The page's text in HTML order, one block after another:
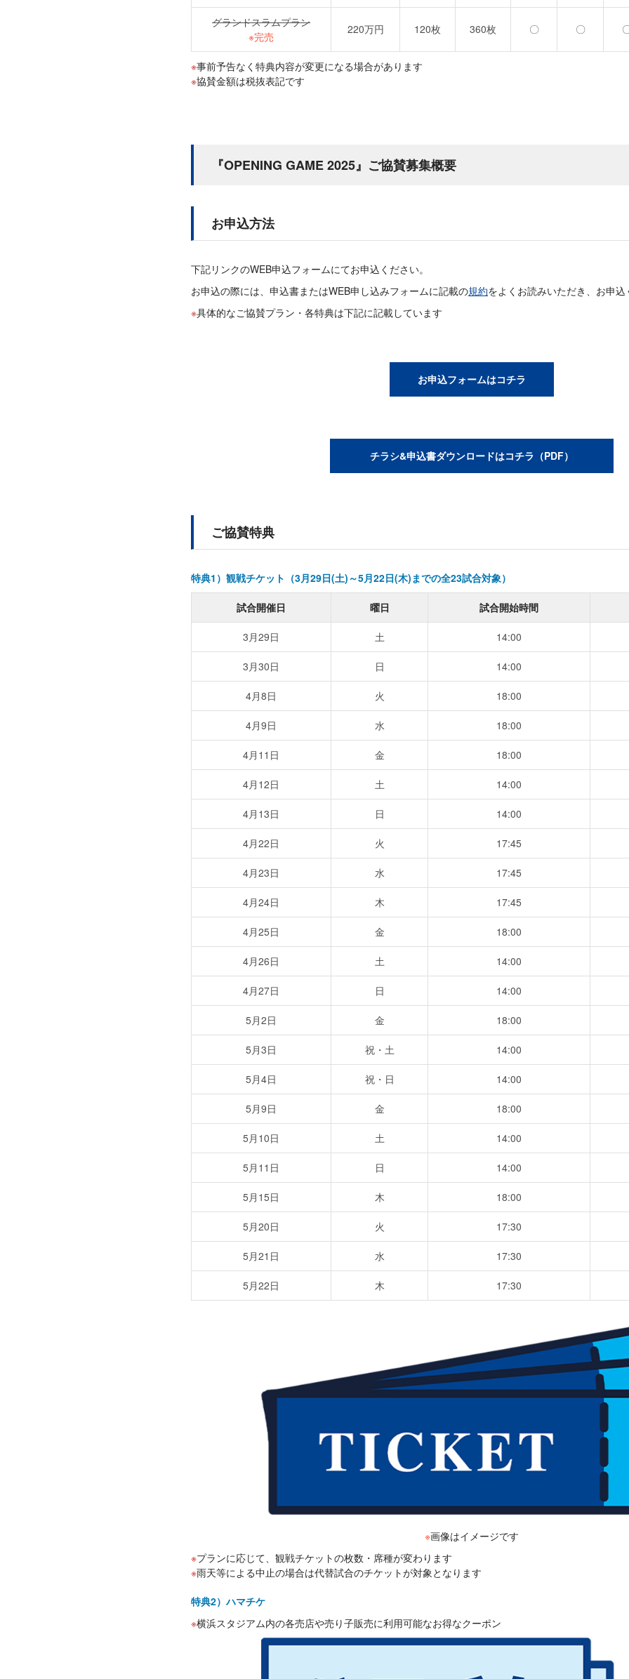
グランドスラムプラン
※完売
220万円 120枚 360枚 〇 〇
事前予告なく特典内容が変更になる場合があります
協賛金額は税抜表記です
『OPENING GAME 2025』ご協賛募集概要
お申込方法
下記リンクのWEB申込フォームにてお申込ください。
お申込の際には、申込書またはWEB申し込みフォームに記載の規約をよくお読みいただき、お申込
具体的なご協賛プラン・各特典は下記に記載しています
お申込フォームはコチラ
チラシ&申込書ダウンロードはコチラ（PDF）
ご協賛特典
特典1）観戦チケット（3月29日(土)～5月22日(木)までの全23試合対象）
試合開催日 曜日 試合開始時間
3月29日 土 14:00
3月30日 日 14:00
4月8日 火 18:00
4月9日 水 18:00
4月11日 金 18:00
4月12日 土 14:00
4月13日 日 14:00
4月22日 火 17:45
4月23日 水 17:45
4月24日 木 17:45
4月25日 金 18:00
4月26日 土 14:00
4月27日 日 14:00
5月2日 金 18:00
5月3日 祝・土 14:00
5月4日 祝・日 14:00
5月9日 金 18:00
5月10日 土 14:00
5月11日 日 14:00
5月15日 木 18:00
5月20日 火 17:30
5月21日 水 17:30
5月22日 木 17:30
※画像はイメージです
プランに応じて、観戦チケットの枚数・席種が変わります
雨天等による中止の場合は代替試合のチケットが対象となります
特典2）ハマチケ
横浜スタジアム内の各売店や売り子販売に利用可能なお得なクーポン